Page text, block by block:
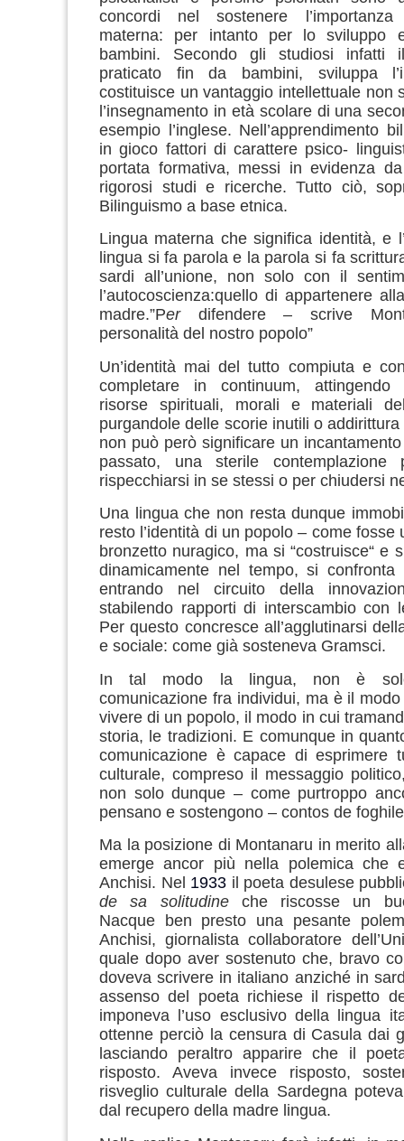
concordi nel sostenere
materna: per intanto per lo sviluppo
bambini. Secondo gli studiosi infatti
praticato fin da bambini, sviluppa
costituisce un vantaggio intellettuale non
l’insegnamento in età scolare di una
esempio l’inglese. Nell’apprendimento
in gioco fattori di carattere psico-
portata formativa, messi in evidenza
rigorosi studi e ricerche. Tutto ciò,
Bilinguismo a base etnica.
Lingua materna che significa identità, e
lingua si fa parola e la parola si fa
sardi all’unione, non solo con il
l’autocoscienza:quello di appartenere
madre.”Per difendere – scrive
personalità del nostro popolo”
Un’identità mai del tutto compiuta e
completare in continuum, attingendo
risorse spirituali, morali e materiali
purgandole delle scorie inutili o
non può però significare un
passato, una sterile
rispecchiarsi in se stessi o per chiudersi
Una lingua che non resta dunque
resto l’identità di un popolo – come fosse
bronzetto nuragico, ma si “costruisce“ e
dinamicamente nel tempo, si confronta
entrando nel circuito della
stabilendo rapporti di interscambio con
Per questo concresce all’agglutinarsi
e sociale: come già sosteneva Gramsci.
In tal modo la lingua, non è
comunicazione fra individui, ma è il
vivere di un popolo, il modo in cui
storia, le tradizioni. E comunque in
comunicazione è capace di esprimere
culturale, compreso il messaggio
non solo dunque – come purtroppo
pensano e sostengono – contos de
Ma la posizione di Montanaru in merito
emerge ancor più nella polemica che
Anchisi. Nel 1933 il poeta desulese
de sa solitudineche riscosse un
Nacque ben presto una pesante
Anchisi, giornalista collaboratore
quale dopo aver sostenuto che, bravo
doveva scrivere in italiano anziché in
assenso del poeta richiese il rispetto
imponeva l’uso esclusivo della lingua
ottenne perciò la censura di Casula dai
lasciando peraltro apparire che il
risposto. Aveva invece risposto,
risveglio culturale della Sardegna
dal recupero della madre lingua.